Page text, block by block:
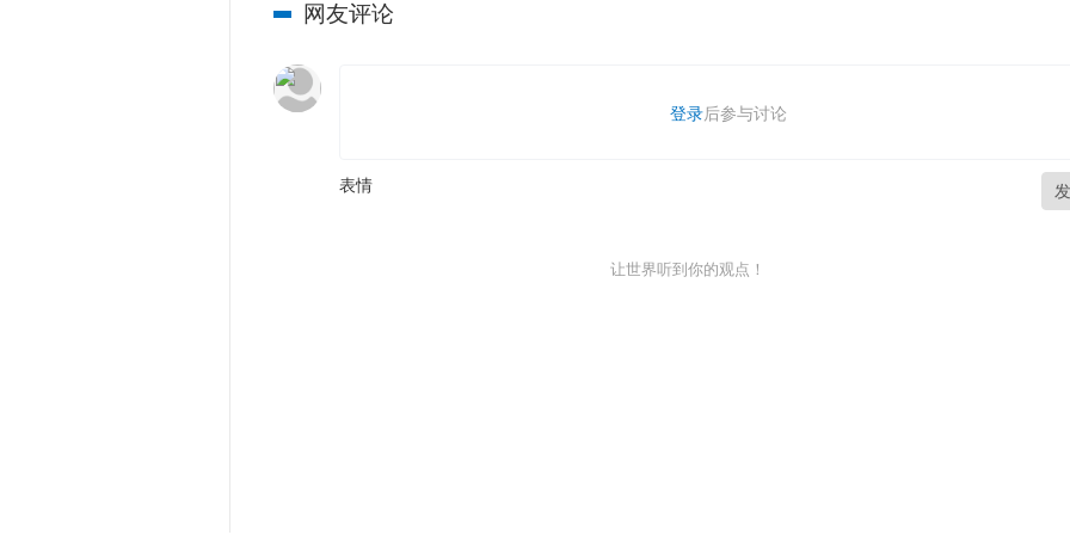
网友评论
登录后参与讨论
表情
让世界听到你的观点！